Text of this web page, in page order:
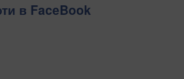
в FaceBook